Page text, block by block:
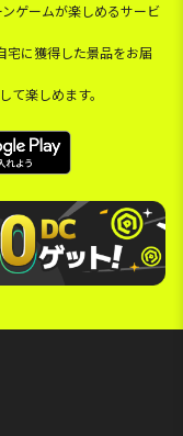
ゲームが楽しめるサービ
に獲得した景品をお届
楽しめます。